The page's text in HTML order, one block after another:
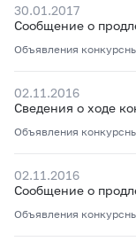
30.01.2017
Сообщение о
Объявления
02.11.2016
Сведения о ходе
Объявления
02.11.2016
Сообщение о
Объявления